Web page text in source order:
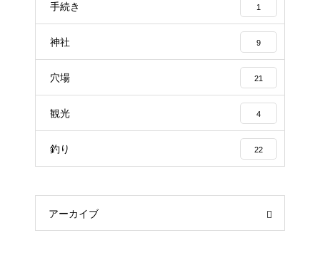
手続き 1
神社 9
穴場 21
観光 4
釣り 22
アーカイブ